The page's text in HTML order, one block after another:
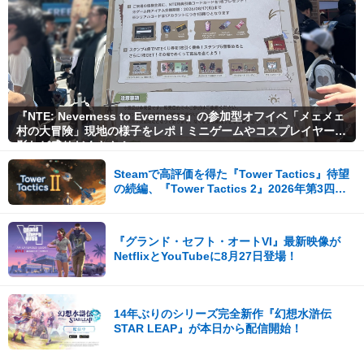
『NTE: Neverness to Everness』の参加型オフイベ「メェメェ
村の大冒険」現地の様子をレポ！ミニゲームやコスプレイヤー撮
影など盛りだくさん！
Steamで高評価を得た『Tower Tactics』待望
の続編、『Tower Tactics 2』2026年第3四半
『グランド・セフト・オートVI』最新映像が
NetflixとYouTubeに8月27日登場！
14年ぶりのシリーズ完全新作『幻想水滸伝
STAR LEAP』が本日から配信開始！